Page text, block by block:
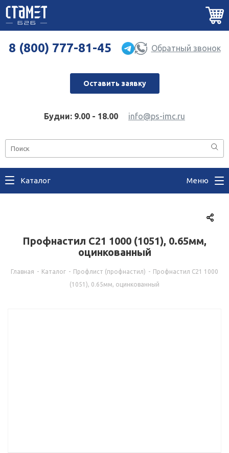
8 (800) 777-81-45 Обратный звонок
Оставить заявку
Будни: 9.00 - 18.00 info@ps-imc.ru
Каталог Меню
Профнастил С21 1000 (1051), 0.65мм,
оцинкованный
Главная - Каталог - Профлист (профнастил) - Профнастил С21 1000
(1051), 0.65мм, оцинкованный